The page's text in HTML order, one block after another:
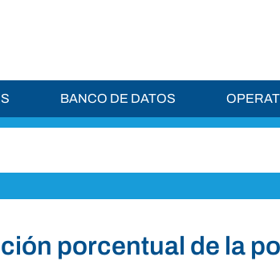
BANCO DE DATOS
porcentual de la